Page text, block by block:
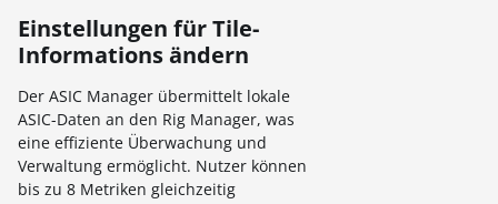
Einstellungen für Tile-
Informations ändern
Der ASIC Manager übermittelt lokale
ASIC-Daten an den Rig Manager, was
eine effiziente Überwachung und
Verwaltung ermöglicht. Nutzer können
bis zu 8 Metriken gleichzeitig